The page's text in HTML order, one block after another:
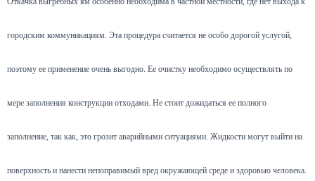
городским коммуникациям. Эта процедура считается не особо дорогой услугой,
поэтому ее применение очень выгодно. Ее очистку необходимо осуществлять по
мере заполнения конструкции отходами. Не стоит дожидаться ее полного
заполнение, так как, это грозит аварийными ситуациями. Жидкости могут выйти на
поверхность и нанести непоправимый вред окружающей среде и здоровью человека.